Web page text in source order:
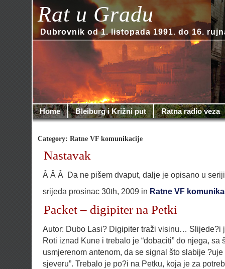
Rat u Gradu
Dubrovnik od 1. listopada 1991. do 16.
Home Bleiburg i Križni put Ratna radio veza
Category: Ratne VF komunikacije
Nastavak
Â Â Â Da ne pišem dvaput, dalje je opisano u seriji
srijeda prosinac 30th, 2009 in Ratne VF
Packet – digipiter na Petki
Autor: Dubo Lasi? Digipiter traži visinu… Slijede?i
Roti iznad Kune i trebalo je “dobaciti” do njega, sa
usmjerenom antenom, da se signal što slabije ?uje
sjeveru”. Trebalo je po?i na Petku, koja je za